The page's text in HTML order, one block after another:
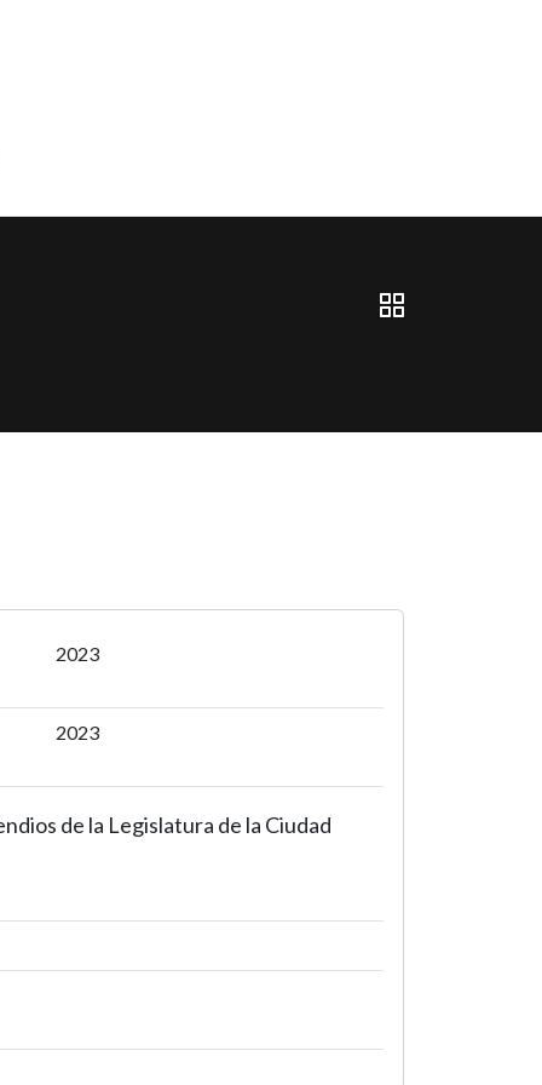
2023
2023
de la Legislatura de la Ciudad